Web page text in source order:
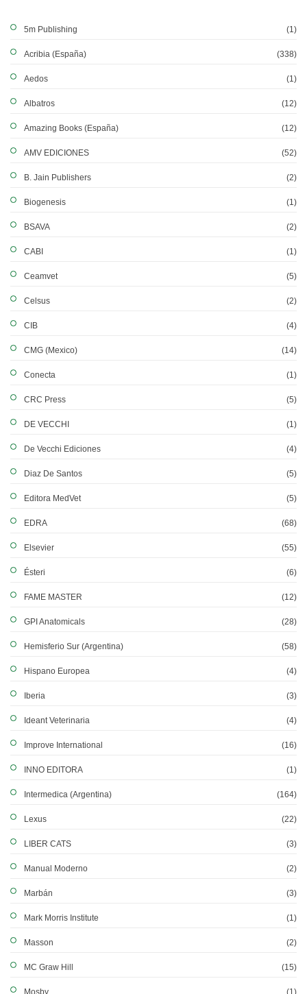
5m Publishing (1)
Acribia (España) (338)
Aedos (1)
Albatros (12)
Amazing Books (España) (12)
AMV EDICIONES (52)
B. Jain Publishers (2)
Biogenesis (1)
BSAVA (2)
CABI (1)
Ceamvet (5)
Celsus (2)
CIB (4)
CMG (Mexico) (14)
Conecta (1)
CRC Press (5)
DE VECCHI (1)
De Vecchi Ediciones (4)
Diaz De Santos (5)
Editora MedVet (5)
EDRA (68)
Elsevier (55)
Ésteri (6)
FAME MASTER (12)
GPI Anatomicals (28)
Hemisferio Sur (Argentina) (58)
Hispano Europea (4)
Iberia (3)
Ideant Veterinaria (4)
Improve International (16)
INNO EDITORA (1)
Intermedica (Argentina) (164)
Lexus (22)
LIBER CATS (3)
Manual Moderno (2)
Marbán (3)
Mark Morris Institute (1)
Masson (2)
MC Graw Hill (15)
Mosby (1)